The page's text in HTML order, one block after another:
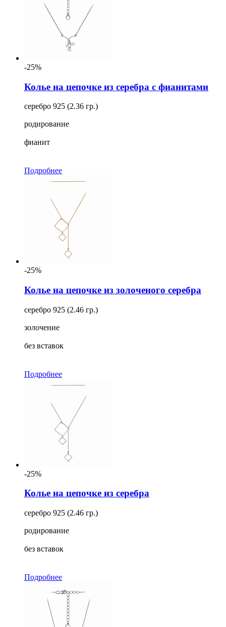
-25%
Колье на цепочке из серебра с фианитами
серебро 925 (2.36 гр.)
родирование
фианит
Подробнее
-25%
Колье на цепочке из золоченого серебра
серебро 925 (2.46 гр.)
золочение
без вставок
Подробнее
-25%
Колье на цепочке из серебра
серебро 925 (2.46 гр.)
родирование
без вставок
Подробнее